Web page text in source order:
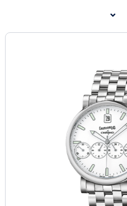
uniquement sur commande,
finement ciselé à la main et